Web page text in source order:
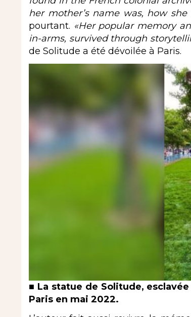
her mother’s name was, how
pourtant. «Her popular memory
in-arms, survived through
de Solitude a été dévoilée à Paris.
■ La statue de Solitude,
Paris en mai 2022.